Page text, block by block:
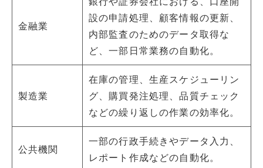
金融業
設の申請処理、顧客情報の更新、
内部監査のためのデータ取得な
ど、一部日常業務の自動化。
製造業
在庫の管理、生産スケジューリン
グ、購買発注処理、品質チェック
などの繰り返しの作業の効率化。
公共機関
一部の行政手続きやデータ入力、
レポート作成などの自動化。